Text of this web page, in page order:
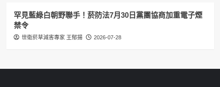
罕見藍綠白朝野聯手！菸防法7月30日黨團協商加重電子煙
禁令
世衛菸草減害專家 王郁揚 2026-07-28